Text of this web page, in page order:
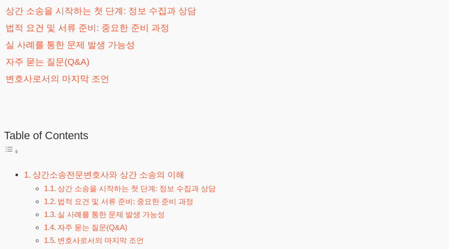
상간 소송을 시작하는 첫 단계: 정보 수집과 상담
법적 요건 및 서류 준비: 중요한 준비 과정
실 사례를 통한 문제 발생 가능성
자주 묻는 질문(Q&A)
변호사로서의 마지막 조언
Table of Contents
상간소송전문변호사와 상간 소송의 이해
상간 소송을 시작하는 첫 단계: 정보 수집과 상담
법적 요건 및 서류 준비: 중요한 준비 과정
실 사례를 통한 문제 발생 가능성
자주 묻는 질문(Q&A)
변호사로서의 마지막 조언